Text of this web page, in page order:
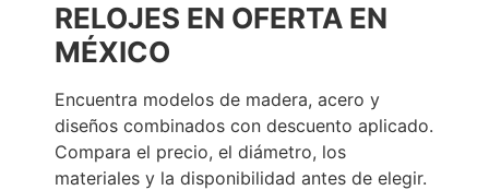
RELOJES EN OFERTA EN
MÉXICO
Encuentra modelos de madera, acero y
diseños combinados con descuento aplicado.
Compara el precio, el diámetro, los
materiales y la disponibilidad antes de elegir.